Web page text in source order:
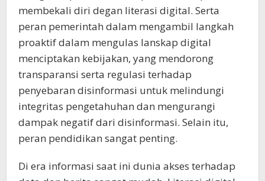
membekali diri degan literasi digital. Serta
peran pemerintah dalam mengambil langkah
proaktif dalam mengulas lanskap digital
menciptakan kebijakan, yang mendorong
transparansi serta regulasi terhadap
penyebaran disinformasi untuk melindungi
integritas pengetahuhan dan mengurangi
dampak negatif dari disinformasi. Selain itu,
peran pendidikan sangat penting.
Di era informasi saat ini dunia akses terhadap